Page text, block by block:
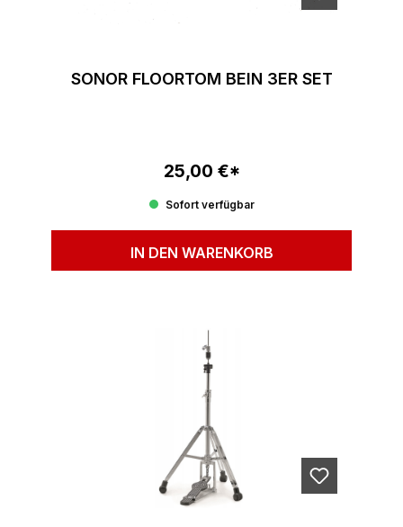
SONOR FLOORTOM BEIN 3ER SET
Regulärer Preis:
25,00 €*
Sofort verfügbar
IN DEN WARENKORB